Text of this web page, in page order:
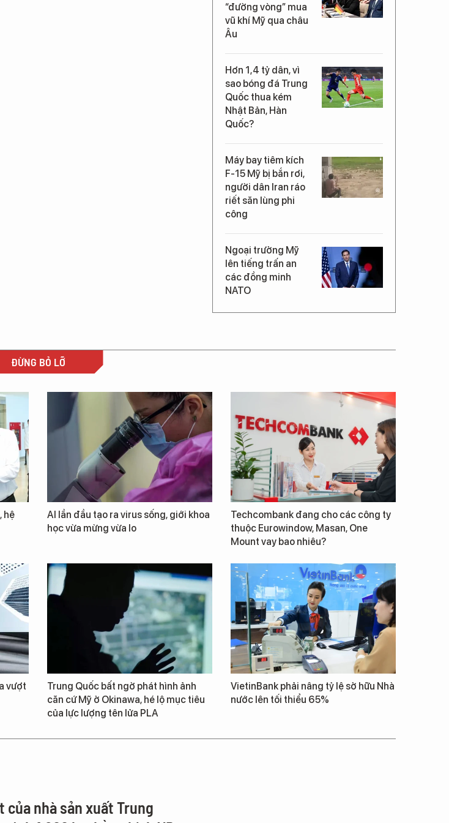
“đường vòng” mua
vũ khí Mỹ qua châu
Âu
Hơn 1,4 tỷ dân, vì
sao bóng đá Trung
Quốc thua kém
Nhật Bản, Hàn
Quốc?
Máy bay tiêm kích
F-15 Mỹ bị bắn rơi,
người dân Iran ráo
riết săn lùng phi
công
Ngoại trưởng Mỹ
lên tiếng trấn an
các đồng minh
NATO
ĐỪNG BỎ LỠ
hệ
AI lần đầu tạo ra virus sống, giới khoa
học vừa mừng vừa lo
Techcombank đang cho các công ty
thuộc Eurowindow, Masan, One
Mount vay bao nhiêu?
vượt
Trung Quốc bất ngờ phát hình ảnh
căn cứ Mỹ ở Okinawa, hé lộ mục tiêu
của lực lượng tên lửa PLA
VietinBank phải nâng tỷ lệ sở hữu Nhà
nước lên tối thiểu 65%
của nhà sản xuất Trung